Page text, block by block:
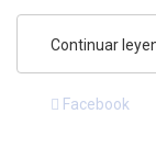
Continuar
Facebook